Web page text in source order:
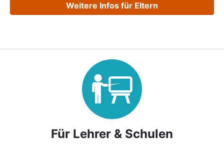
Weitere Infos für Eltern
Für Lehrer & Schulen